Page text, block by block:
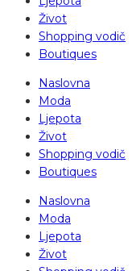
Život
Shopping vodič
Boutiques
Naslovna
Moda
Ljepota
Život
Shopping vodič
Boutiques
Naslovna
Moda
Ljepota
Život